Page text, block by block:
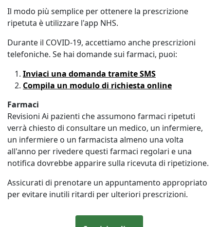
Il modo più semplice per ottenere la prescrizione
ripetuta è utilizzare l'app NHS.
Durante il COVID-19, accettiamo anche prescrizioni
telefoniche. Se hai domande sui farmaci, puoi:
Inviaci una domanda tramite SMS
Compila un modulo di richiesta online
Farmaci
Revisioni Ai pazienti che assumono farmaci ripetuti
verrà chiesto di consultare un medico, un infermiere,
un infermiere o un farmacista almeno una volta
all'anno per rivedere questi farmaci regolari e una
notifica dovrebbe apparire sulla ricevuta di ripetizione.
Assicurati di prenotare un appuntamento appropriato
per evitare inutili ritardi per ulteriori prescrizioni.